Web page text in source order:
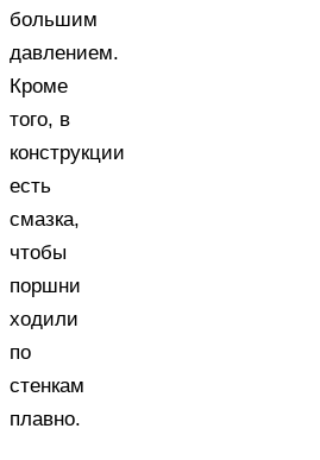
большим
давлением.
Кроме
того, в
конструкции
есть
смазка,
чтобы
поршни
ходили
по
стенкам
плавно.